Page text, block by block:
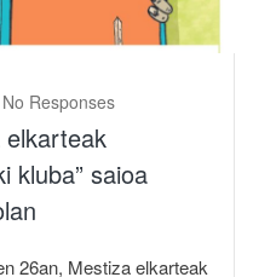
No Responses
kluba” saioa
26an, Mestiza elkarteak